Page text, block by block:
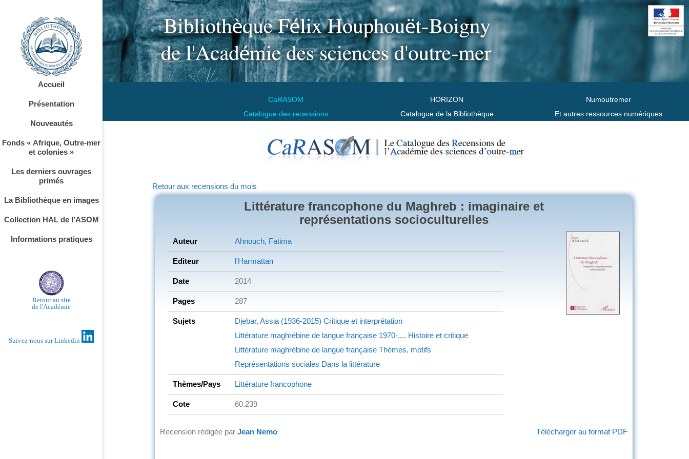
CaRASOM
Catalogue des recensions
HORIZON
Catalogue de la Bibliothèque
Numoutremer
Et autres ressources numériques
Accueil
Présentation
Nouveautés
Fonds « Afrique, Outre-mer
et colonies »
Les derniers ouvrages
primés
La Bibliothèque en images
Collection HAL de l’ASOM
Informations pratiques
Retour au site
de l'Académie
Suivez-nous sur Linkedin
Retour aux recensions du mois
Littérature francophone du Maghreb : imaginaire et
représentations socioculturelles
Auteur Ahnouch, Fatima
Editeur l'Harmattan
Date 2014
Pages 287
Sujets Djebar, Assia (1936-2015) Critique et interprétation
Littérature maghrébine de langue française 1970-.... Histoire et critique
Littérature maghrébine de langue française Thèmes, motifs
Représentations sociales Dans la littérature
Thèmes/Pays Littérature francophone
Cote 60.239
Télécharger au format PDF
Recension rédigée par Jean Nemo